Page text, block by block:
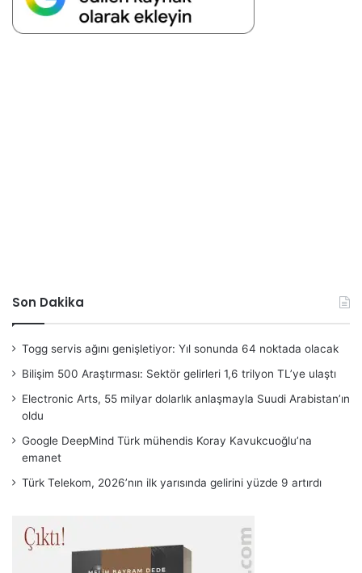
Son Dakika
Togg servis ağını genişletiyor: Yıl sonunda 64 noktada olacak
Bilişim 500 Araştırması: Sektör gelirleri 1,6 trilyon TL’ye ulaştı
Electronic Arts, 55 milyar dolarlık anlaşmayla Suudi Arabistan’ın
oldu
Google DeepMind Türk mühendis Koray Kavukcuoğlu’na
emanet
Türk Telekom, 2026’nın ilk yarısında gelirini yüzde 9 artırdı